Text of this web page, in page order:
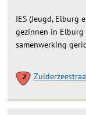
JES (Jeugd, Elburg
gezinnen in
samenwerking